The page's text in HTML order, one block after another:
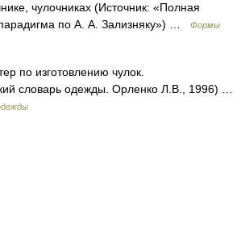
чулочниках (Источник: «Полная
по А. А. Зализняку») …
Формы
по изготовлению чулок.
словарь одежды. Орленко Л.В., 1996) …